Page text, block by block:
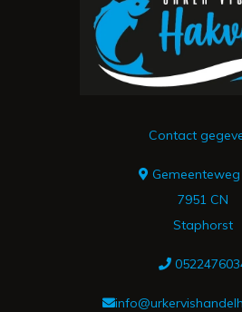
Contact
7951 CN
Staphorst